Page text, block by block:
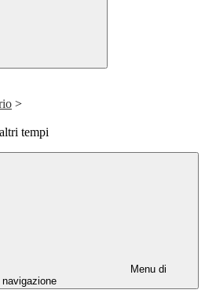
>
tempi
Menu di
navigazione